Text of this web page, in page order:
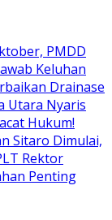
PMDD
Keluhan
Drainase
Utara Nyaris
Hukum!
Sitaro Dimulai,
Rektor
Penting